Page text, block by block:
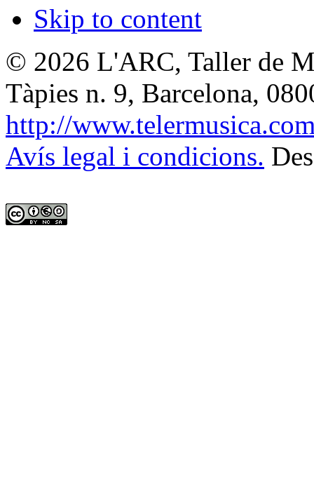
Skip to content
© 2026 L'ARC, Taller de
Tàpies n. 9, Barcelona,
http://
Avís legal i condicions.